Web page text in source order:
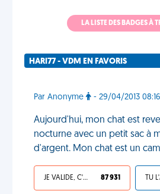
LA LISTE DES BADGES À
HARI77 - VDM EN FAVORIS
Par Anonyme - 29/04/2013
Aujourd'hui, mon chat est
nocturne avec un petit sac à
d'argent. Mon chat est un
JE VALIDE, C'EST UNE VDM 87 931